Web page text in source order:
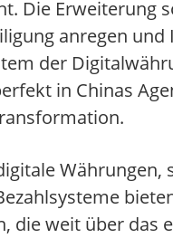
Die Erweiterung
anregen und
der
in Chinas
Währungen,
die weit über das